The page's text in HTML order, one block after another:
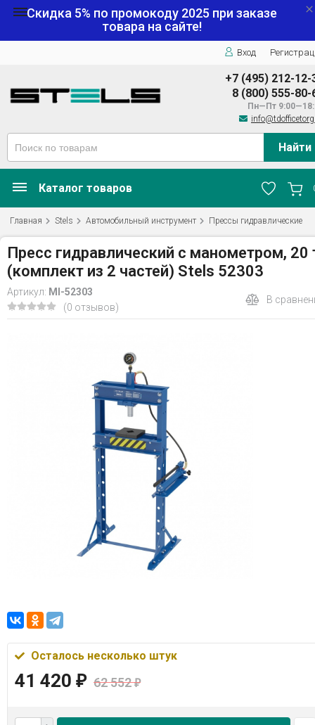
Скидка 5% по промокоду 2025 при заказе
товара на сайте!
Вход
+7 (495) 212-12-
8 (800) 555-80-
Пн—Пт
Найти
Каталог товаров
Главная Stels Автомобильный инструмент Прессы гидравлические
Пресс гидравлический с манометром, 20
(комплект из 2 частей) Stels 52303
Артикул: MI-52303
(0 отзывов)
В
Осталось несколько штук
41 420 ₽ 62 552₽